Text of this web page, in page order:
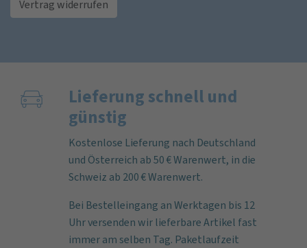
Vertrag widerrufen
Lieferung schnell und
günstig
Kostenlose Lieferung nach Deutschland
und Österreich ab 50 € Warenwert, in die
Schweiz ab 200 € Warenwert.
Bei Bestelleingang an Werktagen bis 12
Uhr versenden wir lieferbare Artikel fast
immer am selben Tag. Paketlaufzeit